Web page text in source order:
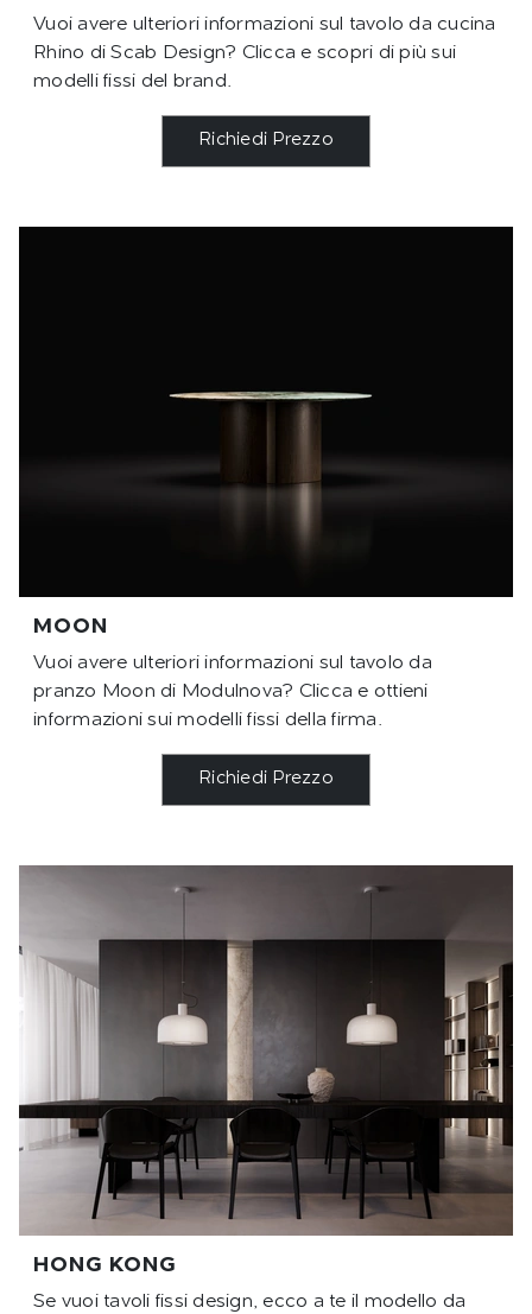
Vuoi avere ulteriori informazioni sul tavolo da cucina
Rhino di Scab Design? Clicca e scopri di più sui
modelli fissi del brand.
Richiedi Prezzo
MOON
Vuoi avere ulteriori informazioni sul tavolo da
pranzo Moon di Modulnova? Clicca e ottieni
informazioni sui modelli fissi della firma.
Richiedi Prezzo
HONG KONG
Se vuoi tavoli fissi design, ecco a te il modello da